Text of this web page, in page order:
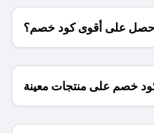
على أقوى كود خصم؟
خصم على منتجات معينة
فقط؟